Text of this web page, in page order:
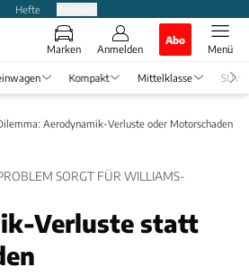
Hefte
Marken Anmelden
Abo
Menü
Kompakt Mittelklasse SUV
Aerodynamik-Verluste oder Motorschaden
SORGT FÜR WILLIAMS-
Verluste statt